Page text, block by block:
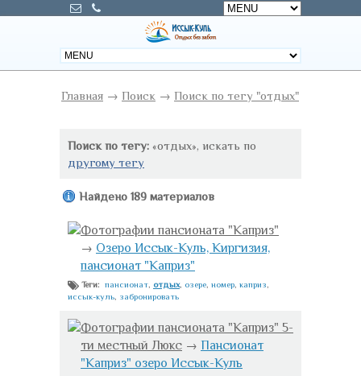
Главная → Поиск → Поиск по тегу "отдых"
Поиск по тегу: «отдых», искать по
другому тегу
Найдено 189 материалов
Фотографии пансионата "Каприз"
→ Озеро Иссык-Куль, Киргизия,
пансионат "Каприз"
Теги: пансионат отдых, озере номер каприз
иссык-куль забронировать
Фотографии пансионата "Каприз" 5-
ти местный Люкс → Пансионат
"Каприз" озеро Иссык-Куль